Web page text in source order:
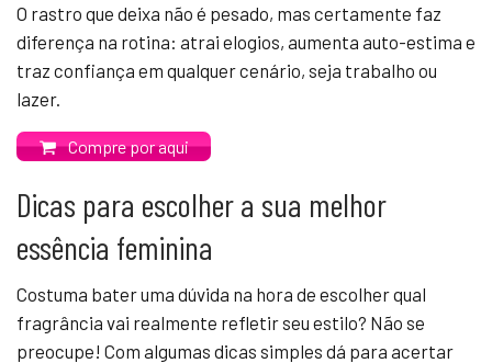
O rastro que deixa não é pesado, mas certamente faz
diferença na rotina: atrai elogios, aumenta auto-estima e
traz confiança em qualquer cenário, seja trabalho ou
lazer.
Compre por aqui
Dicas para escolher a sua melhor
essência feminina
Costuma bater uma dúvida na hora de escolher qual
fragrância vai realmente refletir seu estilo? Não se
preocupe! Com algumas dicas simples dá para acertar